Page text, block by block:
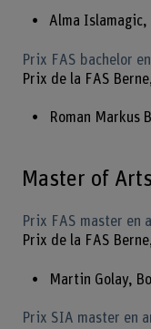
Alma
Prix FAS bachelor
Prix de la FAS
Roman Markus
Master of
Prix FAS master en
Prix de la FAS
Martin Golay,
Prix SIA master en